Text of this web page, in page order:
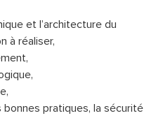
et l’architecture du
à réaliser,
bonnes pratiques, la sécurité